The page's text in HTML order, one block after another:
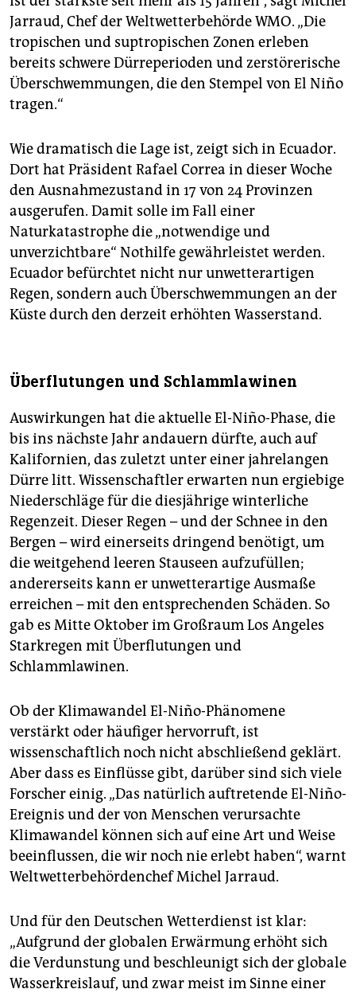
Jarraud, Chef der Weltwetterbehörde WMO. „Die
tropischen und suptropischen Zonen erleben
bereits schwere Dürreperioden und zerstörerische
Überschwemmungen, die den Stempel von El Niño
tragen.“
Wie dramatisch die Lage ist, zeigt sich in Ecuador.
Dort hat Präsident Rafael Correa in dieser Woche
den Ausnahmezustand in 17 von 24 Provinzen
ausgerufen. Damit solle im Fall einer
Naturkatastrophe die „notwendige und
unverzichtbare“ Nothilfe gewährleistet werden.
Ecuador befürchtet nicht nur unwetterartigen
Regen, sondern auch Überschwemmungen an der
Küste durch den derzeit erhöhten Wasserstand.
Überflutungen und Schlammlawinen
Auswirkungen hat die aktuelle El-Niño-Phase, die
bis ins nächste Jahr andauern dürfte, auch auf
Kalifornien, das zuletzt unter einer jahrelangen
Dürre litt. Wissenschaftler erwarten nun ergiebige
Niederschläge für die diesjährige winterliche
Regenzeit. Dieser Regen – und der Schnee in den
Bergen – wird einerseits dringend benötigt, um
die weitgehend leeren Stauseen aufzufüllen;
andererseits kann er unwetterartige Ausmaße
erreichen – mit den entsprechenden Schäden. So
gab es Mitte Oktober im Großraum Los Angeles
Starkregen mit Überflutungen und
Schlammlawinen.
Ob der Klimawandel El-Niño-Phänomene
verstärkt oder häufiger hervorruft, ist
wissenschaftlich noch nicht abschließend geklärt.
Aber dass es Einflüsse gibt, darüber sind sich viele
Forscher einig. „Das natürlich auftretende El-Niño-
Ereignis und der von Menschen verursachte
Klimawandel können sich auf eine Art und Weise
beeinflussen, die wir noch nie erlebt haben“, warnt
Weltwetterbehördenchef Michel Jarraud.
Und für den Deutschen Wetterdienst ist klar:
„Aufgrund der globalen Erwärmung erhöht sich
die Verdunstung und beschleunigt sich der globale
Wasserkreislauf, und zwar meist im Sinne einer